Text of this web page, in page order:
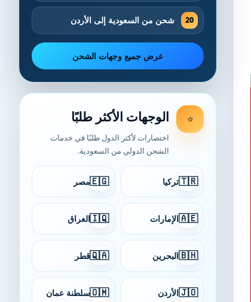
شحن من السعودية إلى الأردن
عرض جميع وجهات الشحن
⭐ الوجهات الأكثر طلبًا
اختصارات لأكثر الدول طلبًا في خدمات
الشحن الدولي من السعودية.
🇹🇷تركيا 🇪🇬مصر
🇦🇪الإمارات 🇮🇶العراق
🇧🇭البحرين 🇶🇦قطر
🇯🇴الأردن 🇴🇲سلطنة عمان